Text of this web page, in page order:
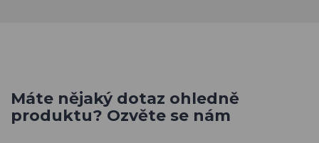
Máte nějaký dotaz ohledně
produktu? Ozvěte se nám